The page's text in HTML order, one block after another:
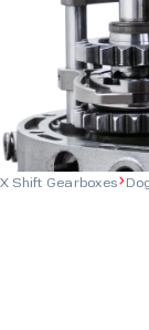
X Shift Gearboxes